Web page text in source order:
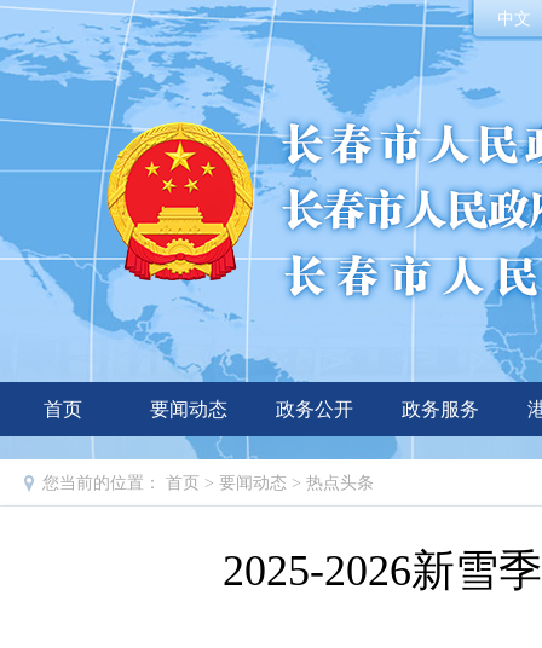
中文
首页 要闻动态 政务公开 政务服务
您当前的位置： 首页 > 要闻动态 > 热点头条
2025-2026新雪